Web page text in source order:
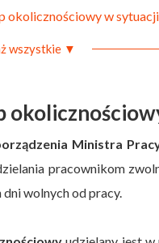
okolicznościowy w
wszystkie ▼
Ministra
pracownikom
wolnych od pracy.